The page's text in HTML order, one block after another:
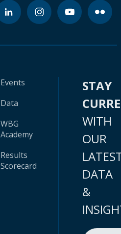
Events
Data
WBG
Academy
Results
Scorecard
STAY
WITH
OUR
DATA
&